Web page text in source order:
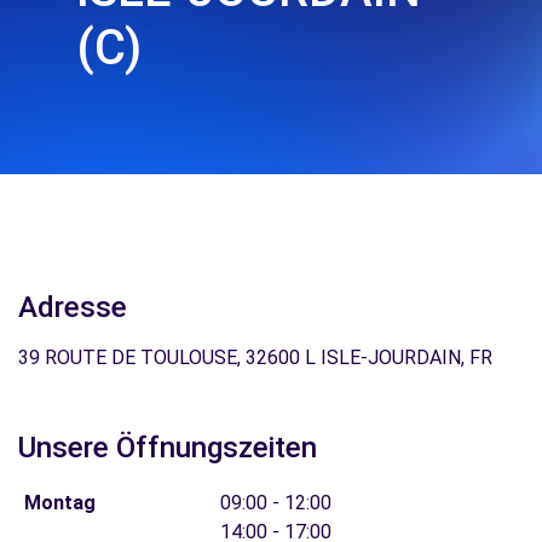
(C)
Adresse
39 ROUTE DE TOULOUSE, 32600 L ISLE-JOURDAIN, FR
Unsere Öffnungszeiten
Montag
09:00 - 12:00
14:00 - 17:00